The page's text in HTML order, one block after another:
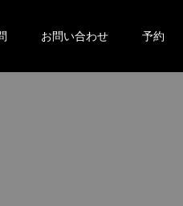
お問い合わせ 予約